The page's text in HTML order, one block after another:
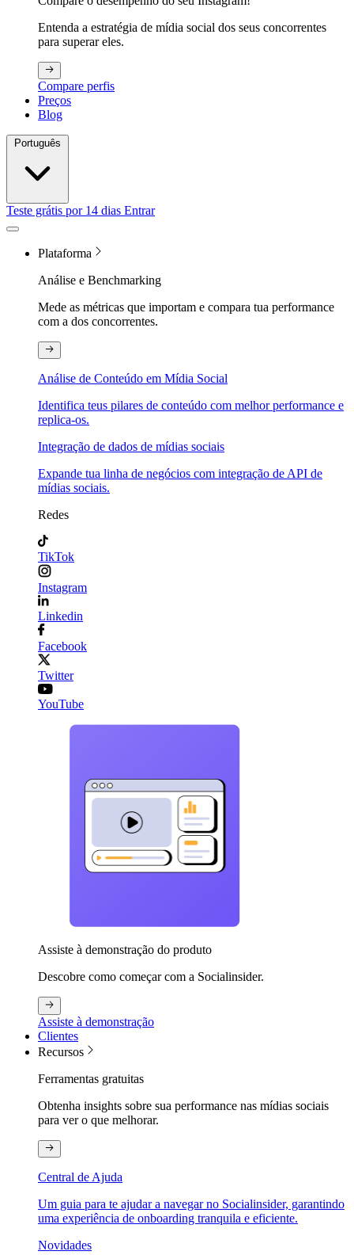
Entenda a estratégia de mídia social dos seus concorrentes
para superar eles.
Compare perfis
Preços
Blog
Teste grátis por 14 dias Entrar
Plataforma
Análise e Benchmarking
Mede as métricas que importam e compara tua performance
com a dos concorrentes.
Análise de Conteúdo em Mídia Social
Identifica teus pilares de conteúdo com melhor performance e
replica-os.
Integração de dados de mídias sociais
Expande tua linha de negócios com integração de API de
mídias sociais.
Redes
TikTok
Instagram
Linkedin
Facebook
Twitter
YouTube
Assiste à demonstração do produto
Descobre como começar com a Socialinsider.
Assiste à demonstração
Clientes
Recursos
Ferramentas gratuitas
Obtenha insights sobre sua performance nas mídias sociais
para ver o que melhorar.
Central de Ajuda
Um guia para te ajudar a navegar no Socialinsider, garantindo
uma experiência de onboarding tranquila e eficiente.
Novidades